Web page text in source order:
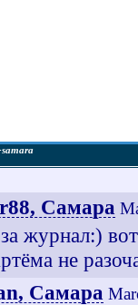
Самара
журнал:)
не
Самара